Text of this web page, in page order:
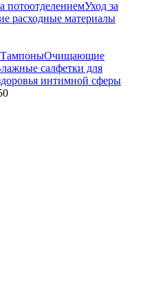
потоотделениемУход за
расходные материалы
ТампоныОчищающие
салфетки для
интимной сферы